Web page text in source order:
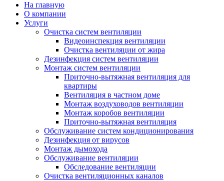
На главную
О компании
Услуги
Очистка систем вентиляции
Видеоинспекция вентиляции
Очистка вентиляции от жира
Дезинфекция систем вентиляции
Монтаж систем вентиляции
Приточно-вытяжная вентиляция для
квартиры
Вентиляция в частном доме
Монтаж воздуховодов вентиляции
Монтаж коробов вентиляции
Приточно-вытяжная вентиляция
Обслуживание систем кондиционирования
Дезинфекция от вирусов
Монтаж дымохода
Обслуживание вентиляции
Обследование вентиляции
Очистка вентиляционных каналов